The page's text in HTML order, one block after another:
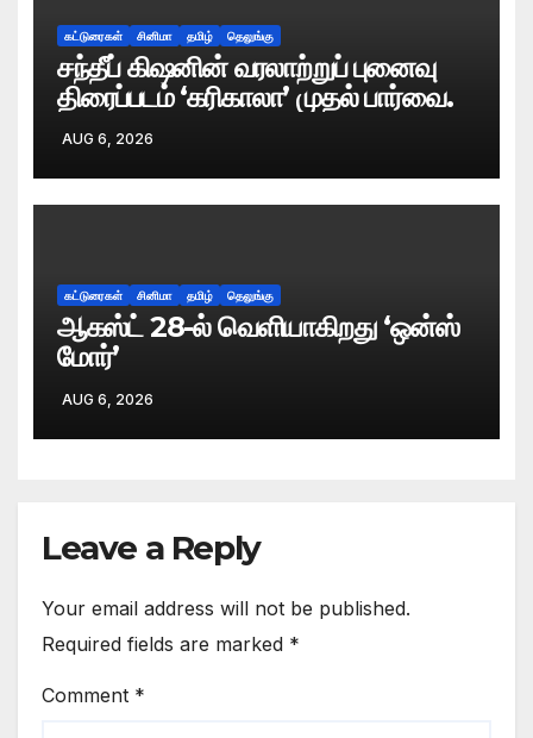
கட்டுரைகள் சினிமா தமிழ் தெலுங்கு
சந்தீப் கிஷனின் வரலாற்றுப் புனைவு
திரைப்படம் ‘கரிகாலா’ முதல் பார்வை.
AUG 6, 2026
கட்டுரைகள் சினிமா தமிழ் தெலுங்கு
ஆகஸ்ட் 28-ல் வெளியாகிறது ‘ஒன்ஸ்
மோர்’
AUG 6, 2026
Leave a Reply
Your email address will not be published.
Required fields are marked *
Comment *